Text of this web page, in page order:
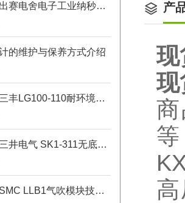
池田屋新品推出赛电舍电子工业纳秒脉冲CO2激光器 UPL系列 参数介绍
的维护与保养方式介绍
池田屋精品！三丰LG100-110耐环境线性测量头技术
池田屋精品！三井电气 SK1-311无底纸标签打印机 参数介绍
池田屋精品！SMC LLB1气吹模块技术参数与应用解析
产
现
现